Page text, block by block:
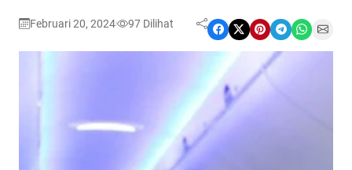
Februari 20, 2024 97 Dilihat Share on Facebook Share on X Share on Pinterest Share on Telegram Share on WhatsApp Share on Email